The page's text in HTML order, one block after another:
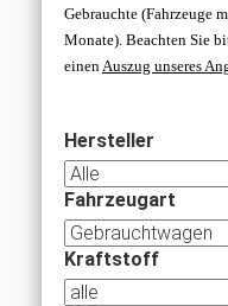
Gebrauchte (Fahrzeuge
Monate). Beachten Sie
einenAuszug unseres
Hersteller
Fahrzeugart
Kraftstoff